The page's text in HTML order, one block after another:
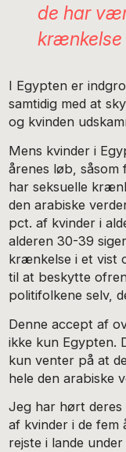
de har
krænkelse
I Egypten er
samtidig med at
og kvinden
Mens kvinder i
årenes løb,
har seksuelle
den arabiske
pct. af kvinder i
alderen 30-39
krænkelse i et vist
til at beskytte
politifolkene selv,
Denne accept af
ikke kun Egypten.
kun venter på at
hele den arabiske
Jeg har hørt
af kvinder i de fem
rejste i lande